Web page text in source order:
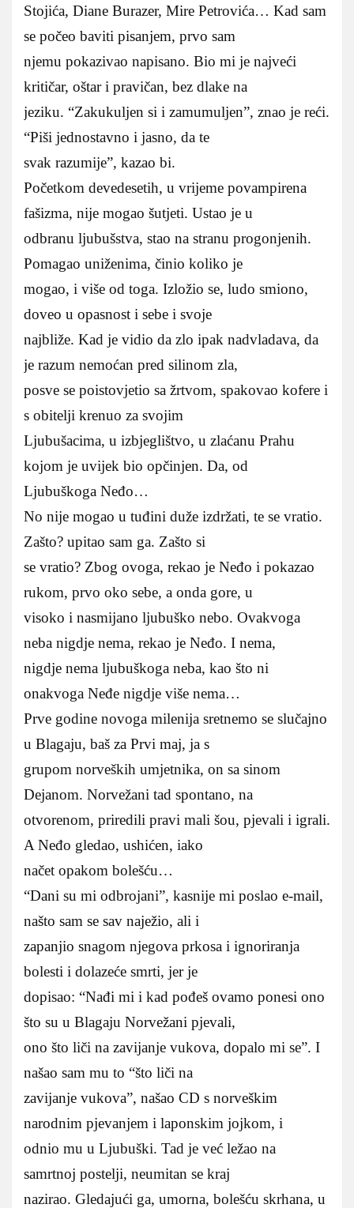
Stojića, Diane Burazer, Mire Petrovića… Kad sam
se počeo baviti pisanjem, prvo sam
njemu pokazivao napisano. Bio mi je najveći
kritičar, oštar i pravičan, bez dlake na
jeziku. “Zakukuljen si i zamumuljen”, znao je reći.
“Piši jednostavno i jasno, da te
svak razumije”, kazao bi.
Početkom devedesetih, u vrijeme povampirena
fašizma, nije mogao šutjeti. Ustao je u
odbranu ljubušstva, stao na stranu progonjenih.
Pomagao uniženima, činio koliko je
mogao, i više od toga. Izložio se, ludo smiono,
doveo u opasnost i sebe i svoje
najbliže. Kad je vidio da zlo ipak nadvladava, da
je razum nemoćan pred silinom zla,
posve se poistovjetio sa žrtvom, spakovao kofere i
s obitelji krenuo za svojim
Ljubušacima, u izbjeglištvo, u zlaćanu Prahu
kojom je uvijek bio opčinjen. Da, od
Ljubuškoga Neđo…
No nije mogao u tuđini duže izdržati, te se vratio.
Zašto? upitao sam ga. Zašto si
se vratio? Zbog ovoga, rekao je Neđo i pokazao
rukom, prvo oko sebe, a onda gore, u
visoko i nasmijano ljubuško nebo. Ovakvoga
neba nigdje nema, rekao je Neđo. I nema,
nigdje nema ljubuškoga neba, kao što ni
onakvoga Neđe nigdje više nema…
Prve godine novoga milenija sretnemo se slučajno
u Blagaju, baš za Prvi maj, ja s
grupom norveških umjetnika, on sa sinom
Dejanom. Norvežani tad spontano, na
otvorenom, priredili pravi mali šou, pjevali i igrali.
A Neđo gledao, ushićen, iako
načet opakom bolešću…
“Dani su mi odbrojani”, kasnije mi poslao e-mail,
našto sam se sav naježio, ali i
zapanjio snagom njegova prkosa i ignoriranja
bolesti i dolazeće smrti, jer je
dopisao: “Nađi mi i kad pođeš ovamo ponesi ono
što su u Blagaju Norvežani pjevali,
ono što liči na zavijanje vukova, dopalo mi se”. I
našao sam mu to “što liči na
zavijanje vukova”, našao CD s norveškim
narodnim pjevanjem i laponskim jojkom, i
odnio mu u Ljubuški. Tad je već ležao na
samrtnoj postelji, neumitan se kraj
nazirao. Gledajući ga, umorna, bolešću skrhana, u